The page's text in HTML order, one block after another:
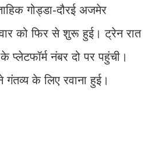
गोड्डा-दौरई अजमेर
को फिर से शुरू हुई। ट्रेन रात
नंबर दो पर पहुंची।
के लिए रवाना हुई।